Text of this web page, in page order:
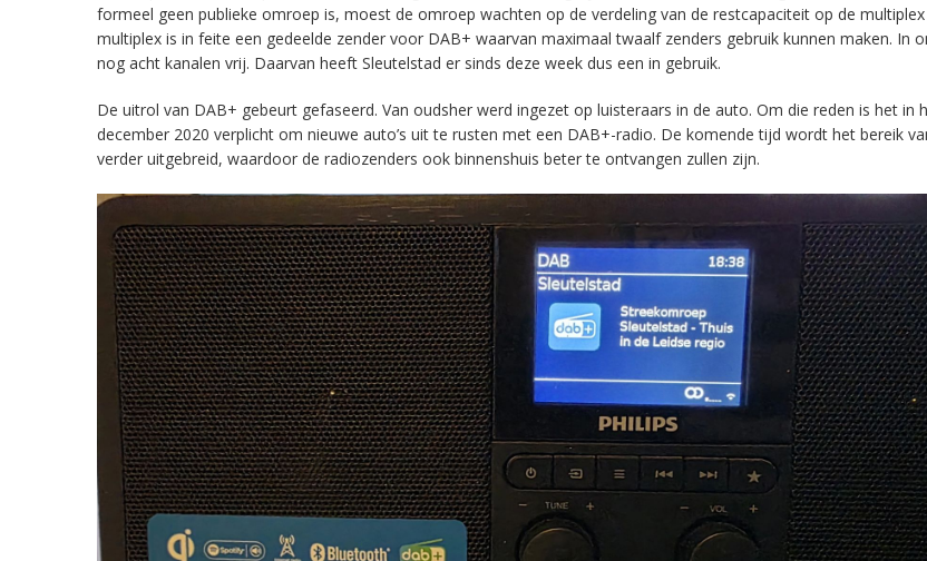
formeel geen publieke omroep is, moest de omroep wachten op de verdeling van de restcapaciteit op de multiplex
multiplex is in feite een gedeelde zender voor DAB+ waarvan maximaal twaalf zenders gebruik kunnen maken. In
nog acht kanalen vrij. Daarvan heeft Sleutelstad er sinds deze week dus een in gebruik.
De uitrol van DAB+ gebeurt gefaseerd. Van oudsher werd ingezet op luisteraars in de auto. Om die reden is het in
december 2020 verplicht om nieuwe auto’s uit te rusten met een DAB+-radio. De komende tijd wordt het bereik
verder uitgebreid, waardoor de radiozenders ook binnenshuis beter te ontvangen zullen zijn.